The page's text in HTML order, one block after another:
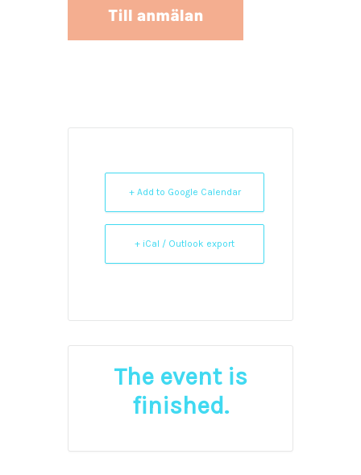
+ Add to Google Calendar
+ iCal / Outlook export
The event is
finished.